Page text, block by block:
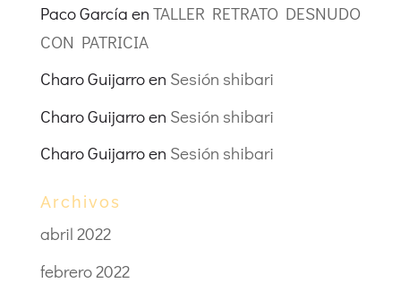
Paco García en TALLER RETRATO DESNUDO
CON PATRICIA
Charo Guijarroen Sesión shibari
Charo Guijarroen Sesión shibari
Charo Guijarroen Sesión shibari
Archivos
abril 2022
febrero 2022